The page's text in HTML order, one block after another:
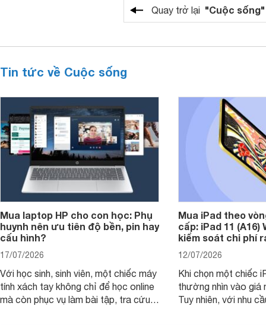
Quay trở lại "Cuộc sống"
Tin tức về Cuộc sống
Mua laptop HP cho con học: Phụ
huynh nên ưu tiên độ bền, pin hay
cấu hình?
17/07/2026
Với học sinh, sinh viên, một chiếc máy
tính xách tay không chỉ để học online
mà còn phục vụ làm bài tập, tra cứu,
Mua iPad theo
cấp: iPad 11 (A16)
kiểm soát chi phí
12/07/2026
Khi chọn một chiếc
thường nhìn vào
Tuy nhiên, với nhu